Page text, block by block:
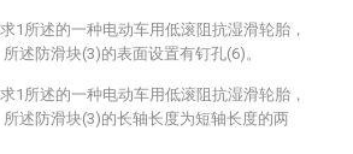
1所述的一种电动车用低滚阻抗湿滑轮胎，
述防滑块(3)的表面设置有钉孔(6)。
1所述的一种电动车用低滚阻抗湿滑轮胎，
述防滑块(3)的长轴长度为短轴长度的两